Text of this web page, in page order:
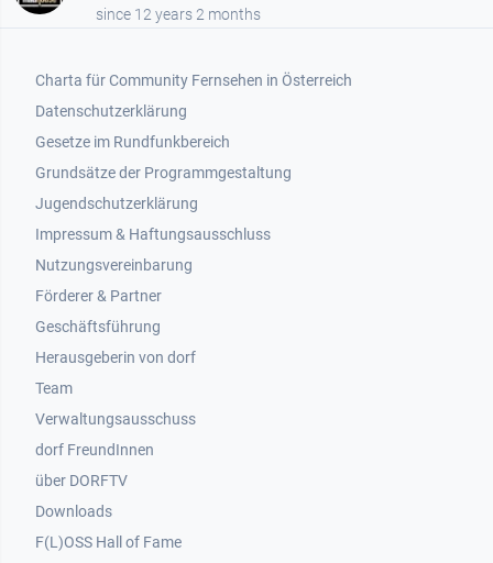
since 12 years 2 months
Footer 1
Charta für Community Fernsehen in Österreich
Datenschutzerklärung
Gesetze im Rundfunkbereich
Grundsätze der Programmgestaltung
Jugendschutzerklärung
Impressum & Haftungsausschluss
Nutzungsvereinbarung
Footer 2
Förderer & Partner
Geschäftsführung
Herausgeberin von dorf
Team
Verwaltungsausschuss
dorf FreundInnen
Footer 3
über DORFTV
Downloads
F(L)OSS Hall of Fame